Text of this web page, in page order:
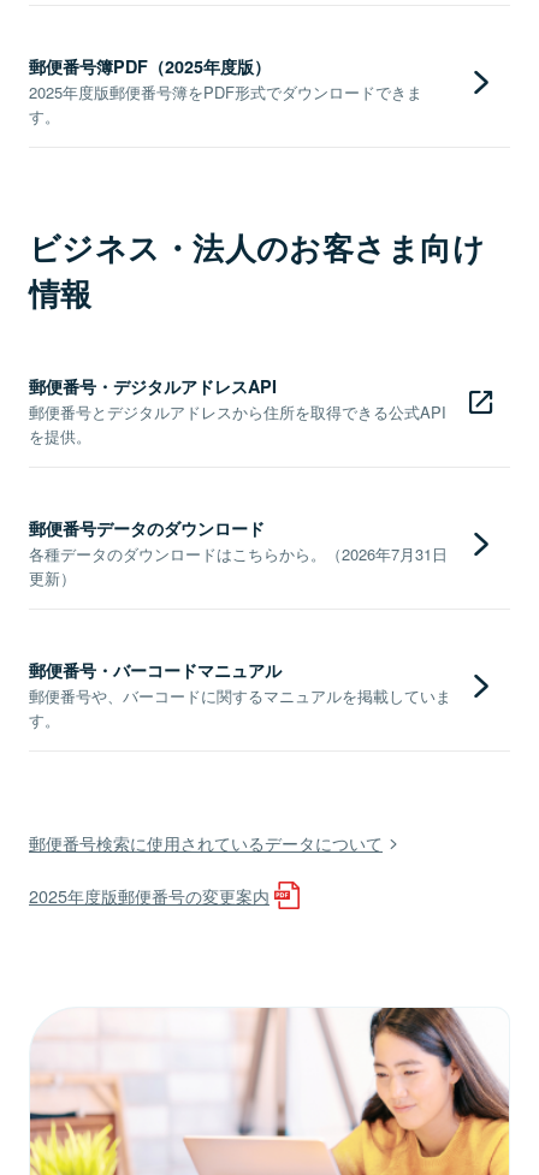
郵便番号簿PDF（2025年度版）
2025年度版郵便番号簿をPDF形式でダウンロードできま
す。
ビジネス・法人のお客さま向け
情報
郵便番号・デジタルアドレスAPI
郵便番号とデジタルアドレスから住所を取得できる公式API
を提供。
郵便番号データのダウンロード
各種データのダウンロードはこちらから。（2026年7月31日
更新）
郵便番号・バーコードマニュアル
郵便番号や、バーコードに関するマニュアルを掲載していま
す。
郵便番号検索に使用されているデータについて
2025年度版郵便番号の変更案内